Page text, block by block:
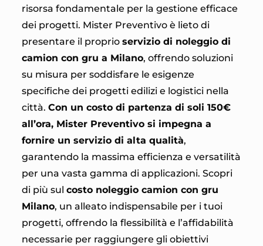
risorsa fondamentale per la gestione efficace
dei progetti. Mister Preventivo è lieto di
presentare il proprio servizio di noleggio di
camion con gru a Milano, offrendo soluzioni
su misura per soddisfare le esigenze
specifiche dei progetti edilizi e logistici nella
città. Con un costo di partenza di soli 150€
all’ora, Mister Preventivo si impegna a
fornire un servizio di alta qualità,
garantendo la massima efficienza e versatilità
per una vasta gamma di applicazioni. Scopri
di più sul costo noleggio camion con gru
Milano, un alleato indispensabile per i tuoi
progetti, offrendo la flessibilità e l’affidabilità
necessarie per raggiungere gli obiettivi